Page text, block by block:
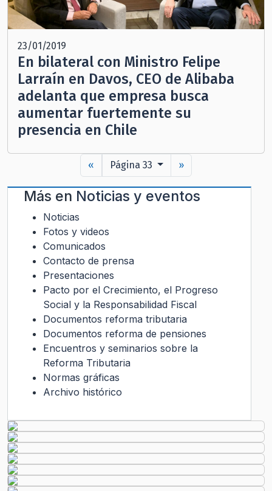
23/01/2019
En bilateral con Ministro Felipe
Larraín en Davos, CEO de Alibaba
adelanta que empresa busca
aumentar fuertemente su
presencia en Chile
« Página 33 »
Más en Noticias y eventos
Noticias
Fotos y videos
Comunicados
Contacto de prensa
Presentaciones
Pacto por el Crecimiento, el Progreso
Social y la Responsabilidad Fiscal
Documentos reforma tributaria
Documentos reforma de pensiones
Encuentros y seminarios sobre la
Reforma Tributaria
Normas gráficas
Archivo histórico
Ley de Transparencia
Histórico
Ley del Lobby